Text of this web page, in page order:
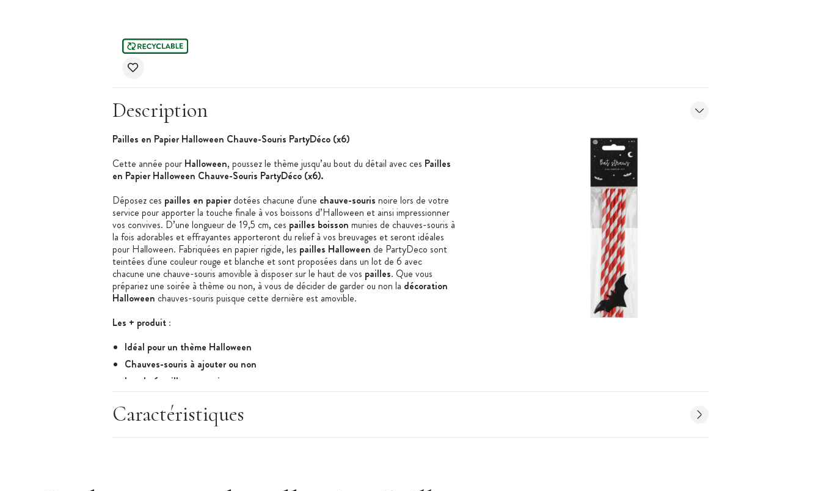
Description
Pailles en Papier Halloween Chauve-Souris PartyDéco (x6)
Cette année pour Halloween, poussez le thème jusqu’au bout du détail avec ces Pailles
en Papier Halloween Chauve-Souris PartyDéco (x6).
Déposez ces pailles en papierdotées chacune d'une chauve-souris noire lors de votre
service pour apporter la touche finale à vos boissons d’Halloween et ainsi impressionner
vos convives. D’une longueur de 19,5 cm, ces pailles boisson munies de chauves-souris à
la fois adorables et effrayantes apporteront du relief à vos breuvages et seront idéales
pour Halloween. Fabriquées en papier rigide, les pailles Halloween de PartyDeco sont
teintées d'une couleur rouge et blanche et sont proposées dans un lot de 6 avec
chacune une chauve-souris amovible à disposer sur le haut de vos pailles. Que vous
prépariez une soirée à thème ou non, à vous de décider de garder ou non la décoration
Halloween chauves-souris puisque cette dernière est amovible.
Les + produit :
Idéal pour un thème Halloween
Chauves-souris à ajouter ou non
Lot de 6 pailles en papier
Caractéristiques des pailles :
Paille Halloween
Caractéristiques